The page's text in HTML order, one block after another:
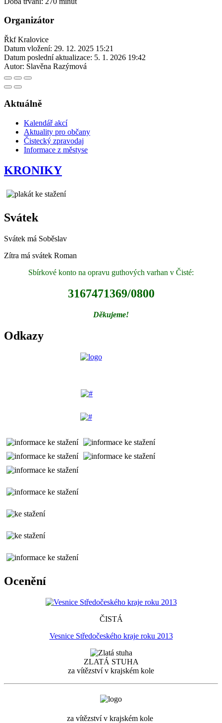
Organizátor
Řkf Kralovice
Datum vložení: 29. 12. 2025 15:21
Datum poslední aktualizace: 5. 1. 2026 19:42
Autor: Slavěna Razýmová
Aktuálně
Kalendář akcí
Aktuality pro občany
Čistecký zpravodaj
Informace z městyse
KRONIKY
Svátek
Svátek má Soběslav
Zítra má svátek Roman
Sbírkové konto na opravu guthových varhan v Čisté:
3167471369/0800
Děkujeme!
Odkazy
Ocenění
ČISTÁ
Vesnice Středočeského kraje roku 2013
ZLATÁ STUHA
za vítězství v krajském kole
za vítězství v krajském kole